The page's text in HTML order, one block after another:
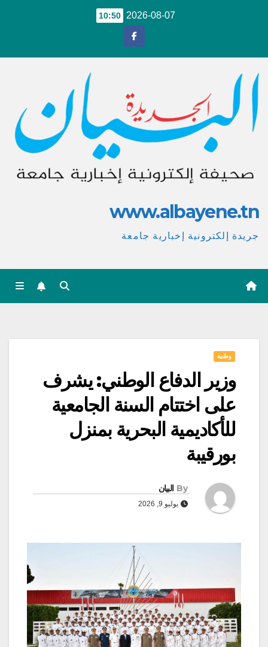
2026-08-07
10:50
www.albayene.tn
جريدة إلكترونية إخبارية جامعة
وطنية
وزير الدفاع الوطني: يشرف
على اختتام السنة الجامعية
للأكاديمية البحرية بمنزل
بورقيبة
By البيان
يوليو 9, 2026